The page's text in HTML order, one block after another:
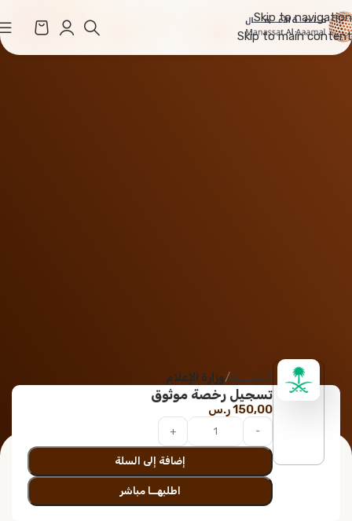
Skip to navigation
Skip to main content
الرئيسية وزارة الإعلام
تسجيل رخصة موثوق
150,00ر.س
إضافة إلى السلة
اطلبهــا مباشر